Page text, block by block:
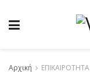
Αρχική ΕΠΙΚΑΙΡΟΤΗΤΑ